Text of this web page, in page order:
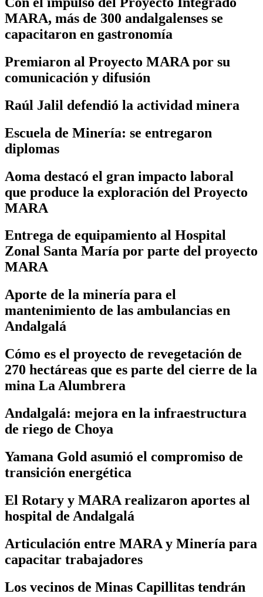
MARA, más de 300 andalgalenses se
capacitaron en gastronomía
Premiaron al Proyecto MARA por su
comunicación y difusión
Raúl Jalil defendió la actividad minera
Escuela de Minería: se entregaron
diplomas
Aoma destacó el gran impacto laboral
que produce la exploración del Proyecto
MARA
Entrega de equipamiento al Hospital
Zonal Santa María por parte del proyecto
MARA
Aporte de la minería para el
mantenimiento de las ambulancias en
Andalgalá
Cómo es el proyecto de revegetación de
270 hectáreas que es parte del cierre de la
mina La Alumbrera
Andalgalá: mejora en la infraestructura
de riego de Choya
Yamana Gold asumió el compromiso de
transición energética
El Rotary y MARA realizaron aportes al
hospital de Andalgalá
Articulación entre MARA y Minería para
capacitar trabajadores
Los vecinos de Minas Capillitas tendrán